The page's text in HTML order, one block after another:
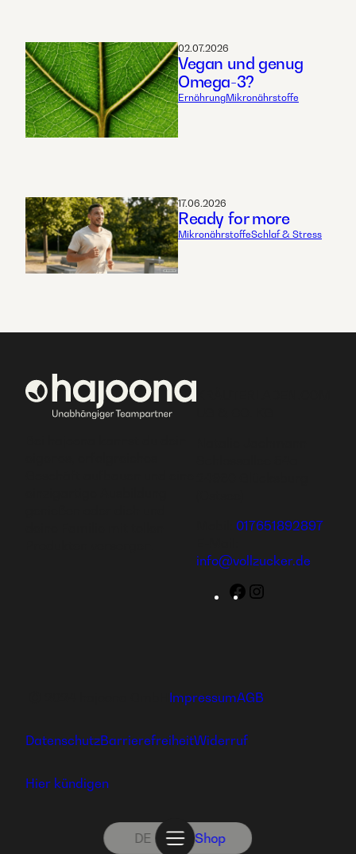
DE Shop
02.07.2026
Vegan und genug
Omega-3?
ErnährungMikronährstoffe
17.06.2026
Ready for more
MikronährstoffeSchlaf & Stress
017651892897
info@vollzucker.de
Facebook
ImpressumAGB
DatenschutzBarrierefreiheitWiderruf
Hier kündigen